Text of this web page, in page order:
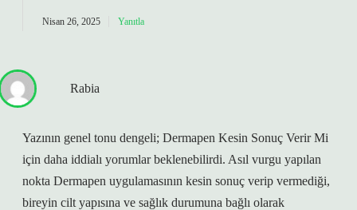
Nisan 26, 2025 Yanıtla
Rabia
Yazının genel tonu dengeli; Dermapen Kesin Sonuç Verir Mi
için daha iddialı yorumlar beklenebilirdi. Asıl vurgu yapılan
nokta Dermapen uygulamasının kesin sonuç verip vermediği,
bireyin cilt yapısına ve sağlık durumuna bağlı olarak